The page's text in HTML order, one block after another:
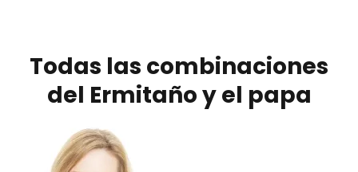
Todas las combinaciones
del Ermitaño y el papa